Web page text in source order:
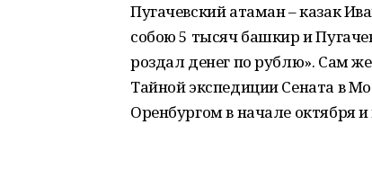
Пугачевский атаман – казак
собою 5 тысяч башкир и
роздал денег по рублю». Сам же
Тайной экспедиции Сената в
Оренбургом в начале октября